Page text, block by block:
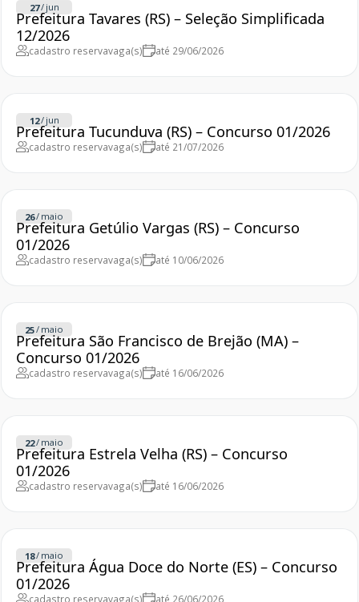
27/ jun
Prefeitura Tavares (RS) – Seleção Simplificada
12/2026
cadastro reservavaga(s) até 29/06/2026
12/ jun
Prefeitura Tucunduva (RS) – Concurso 01/2026
cadastro reservavaga(s) até 21/07/2026
26/ maio
Prefeitura Getúlio Vargas (RS) – Concurso
01/2026
cadastro reservavaga(s) até 10/06/2026
25/ maio
Prefeitura São Francisco de Brejão (MA) –
Concurso 01/2026
cadastro reservavaga(s) até 16/06/2026
22/ maio
Prefeitura Estrela Velha (RS) – Concurso
01/2026
cadastro reservavaga(s) até 16/06/2026
18/ maio
Prefeitura Água Doce do Norte (ES) – Concurso
01/2026
cadastro reservavaga(s) até 26/06/2026